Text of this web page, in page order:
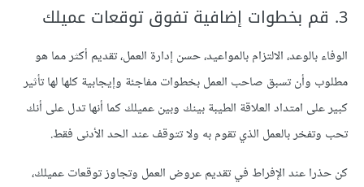
3. قم بخطوات إضافية تفوق توقعات عميلك
الوفاء بالوعد، الالتزام بالمواعيد، حسن إدارة العمل، تقديم أكثر مما هو
مطلوب وأن تسبق صاحب العمل بخطوات مفاجئة وإيجابية كلها لها تأثير
كبير على امتداد العلاقة الطيبة بينك وبين عميلك كما أنها تدل على أنك
تحب وتفخر بالعمل الذي تقوم به ولا تتوقف عند الحد الأدنى فقط.
كن حذرا عند الإفراط في تقديم عروض العمل وتجاوز توقعات عميلك،